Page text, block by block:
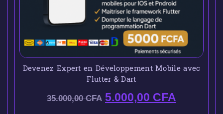
Devenez Expert en Développement Mobile avec
Flutter & Dart
35.000,00CFA 5.000,00 CFA